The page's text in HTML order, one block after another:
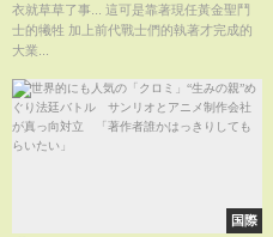
衣就草草了事... 這可是靠著現任黃金聖鬥
士的犧牲 加上前代戰士們的執著才完成的
大業...
国際